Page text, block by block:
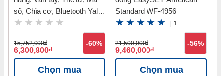
số, Chìa cơ, Bluetooth Yale
YDM7116 MB
15,752,000đ
6,300,800đ
-60%
Chọn mua
Standard WF-4956
| 1
21,500,000đ
9,460,000đ
-56%
Chọn mua